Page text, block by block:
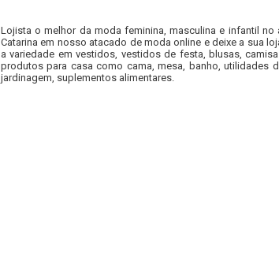
Lojista o melhor da moda feminina, masculina e infantil no
Catarina em nosso atacado de moda online e deixe a sua
a variedade em vestidos, vestidos de festa, blusas,
produtos para casa como cama, mesa, banho, utilidades
jardinagem, suplementos alimentares.